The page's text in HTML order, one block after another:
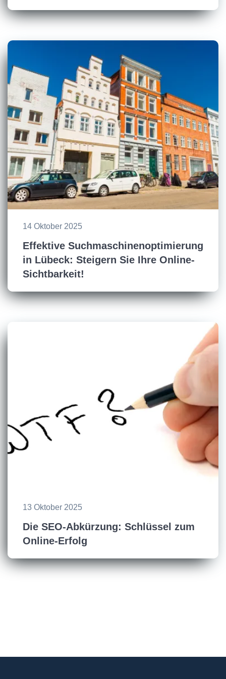
14 Oktober 2025
Effektive Suchmaschinenoptimierung
in Lübeck: Steigern Sie Ihre Online-
Sichtbarkeit!
13 Oktober 2025
Die SEO-Abkürzung: Schlüssel zum
Online-Erfolg